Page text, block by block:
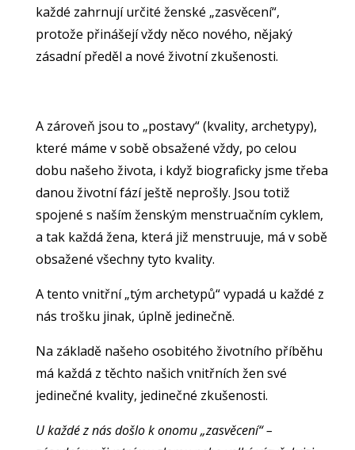
každé zahrnují určité ženské „zasvěcení“,
protože přinášejí vždy něco nového, nějaký
zásadní předěl a nové životní zkušenosti.
A zároveň jsou to „postavy“ (kvality, archetypy),
které máme v sobě obsažené vždy, po celou
dobu našeho života, i když biograficky jsme třeba
danou životní fází ještě neprošly. Jsou totiž
spojené s naším ženským menstruačním cyklem,
a tak každá žena, která již menstruuje, má v sobě
obsažené všechny tyto kvality.
A tento vnitřní „tým archetypů“ vypadá u každé z
nás trošku jinak, úplně jedinečně.
Na základě našeho osobitého životního příběhu
má každá z těchto našich vnitřních žen své
jedinečné kvality, jedinečné zkušenosti.
U každé z nás došlo k onomu „zasvěcení“ –